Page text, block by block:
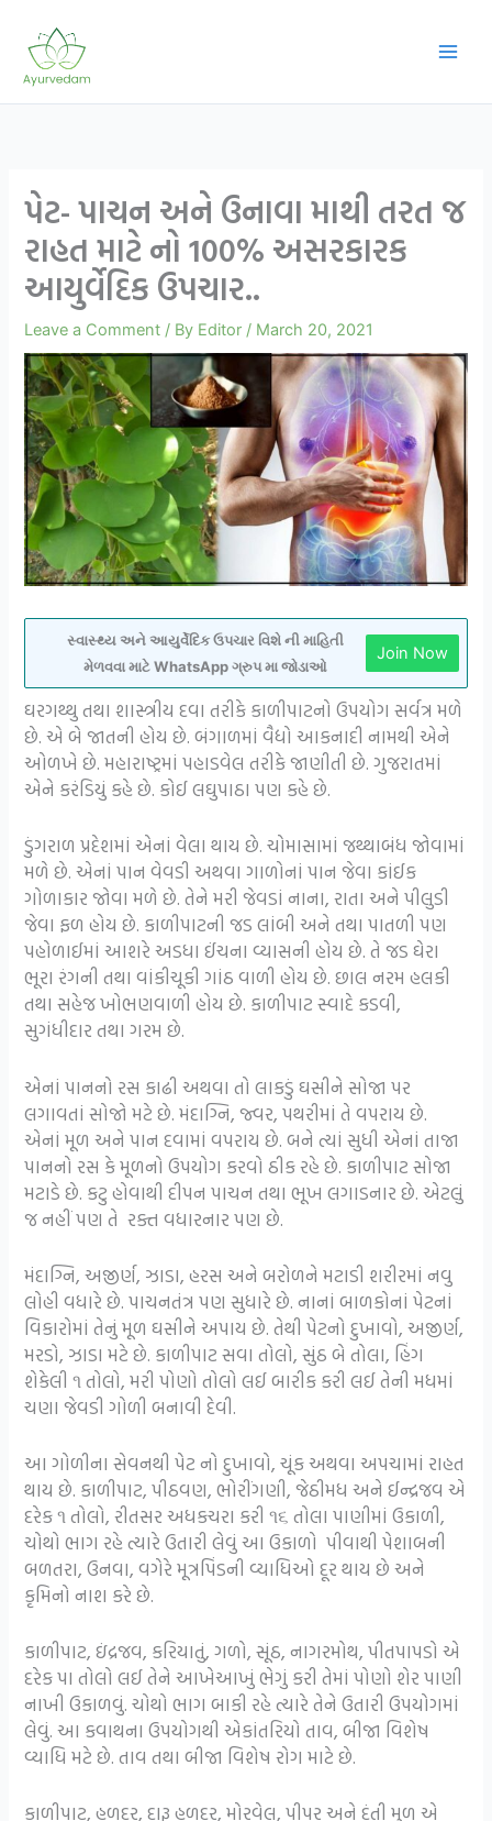
content
પેટ- પાચન અને ઉનાવા માથી તરત જ
રાહત માટે નો 100% અસરકારક
આયુર્વેદિક ઉપચાર..
Leave a Comment / By Editor / March 20, 2021
સ્વાસ્થ્ય અને આયુર્વેદિક ઉપચાર વિશે ની માહિતી
મેળવવા માટે WhatsApp ગ્રુપ મા જોડાઓ
Join Now
ઘરગથ્થુ તથા શાસ્ત્રીય દવા તરીકે કાળીપાટનો ઉપયોગ સર્વત્ર મળે
છે. એ બે જાતની હોય છે. બંગાળમાં વૈદ્યો આકનાદી નામથી એને
ઓળખે છે. મહારાષ્ટ્રમાં પહાડવેલ તરીકે જાણીતી છે. ગુજરાતમાં
એને કરંડિયું કહે છે. કોઈ લઘુપાઠા પણ કહે છે.
ડુંગરાળ પ્રદેશમાં એનાં વેલા થાય છે. ચોમાસામાં જથ્થાબંધ જોવામાં
મળે છે. એનાં પાન વેવડી અથવા ગાળોનાં પાન જેવા કાંઈક
ગોળાકાર જોવા મળે છે. તેને મરી જેવડાં નાના, રાતા અને પીલુડી
જેવા ફળ હોય છે. કાળીપાટની જડ લાંબી અને તથા પાતળી પણ
પહોળાઈમાં આશરે અડધા ઈંચના વ્યાસની હોય છે. તે જડ ઘેરા
ભૂરા રંગની તથા વાંકીચૂકી ગાંઠ વાળી હોય છે. છાલ નરમ હલકી
તથા સહેજ ખોભણવાળી હોય છે. કાળીપાટ સ્વાદે કડવી,
સુગંધીદાર તથા ગરમ છે.
એનાં પાનનો રસ કાઢી અથવા તો લાકડું ઘસીને સોજા પર
લગાવતાં સોજો મટે છે. મંદાગ્નિ, જ્વર, પથરીમાં તે વપરાય છે.
એનાં મૂળ અને પાન દવામાં વપરાય છે. બને ત્યાં સુધી એનાં તાજા
પાનનો રસ કે મૂળનો ઉપયોગ કરવો ઠીક રહે છે. કાળીપાટ સોજા
મટાડે છે. કટુ હોવાથી દીપન પાચન તથા ભૂખ લગાડનાર છે. એટલું
જ નહીં પણ તે રક્ત વધારનાર પણ છે.
મંદાગ્નિ, અજીર્ણ, ઝાડા, હરસ અને બરોળને મટાડી શરીરમાં નવુ
લોહી વધારે છે. પાચનતંત્ર પણ સુધારે છે. નાનાં બાળકોનાં પેટનાં
વિકારોમાં તેનું મૂળ ઘસીને અપાય છે. તેથી પેટનો દુખાવો, અજીર્ણ,
મરડો, ઝાડા મટે છે. કાળીપાટ સવા તોલો, સુંઠ બે તોલા, હિંગ
શેકેલી ૧ તોલો, મરી પોણો તોલો લઈ બારીક કરી લઈ તેની મધમાં
ચણા જેવડી ગોળી બનાવી દેવી.
આ ગોળીના સેવનથી પેટ નો દુખાવો, ચૂંક અથવા અપચામાં રાહત
થાય છે. કાળીપાટ, પીઠવણ, ભોરીંગણી, જેઠીમધ અને ઈન્દ્રજવ એ
દરેક ૧ તોલો, રીતસર અધકચરા કરી ૧૬ તોલા પાણીમાં ઉકાળી,
ચોથો ભાગ રહે ત્યારે ઉતારી લેવું આ ઉકાળો પીવાથી પેશાબની
બળતરા, ઉનવા, વગેરે મૂત્રપિંડની વ્યાધિઓ દૂર થાય છે અને
કૃમિનો નાશ કરે છે.
કાળીપાટ, ઇંદ્રજવ, કરિયાતું, ગળો, સૂંઠ, નાગરમોથ, પીતપાપડો એ
દરેક પા તોલો લઈ તેને આખેઆખું ભેગું કરી તેમાં પોણો શેર પાણી
નાખી ઉકાળવું. ચોથો ભાગ બાકી રહે ત્યારે તેને ઉતારી ઉપયોગમાં
લેવું. આ કવાથના ઉપયોગથી એકાંતરિયો તાવ, બીજા વિશેષ
વ્યાધિ મટે છે. તાવ તથા બીજા વિશેષ રોગ માટે છે.
કાળીપાટ, હળદર, દારૂ હળદર, મોરવેલ, પીપર અને દંતી મુળ એ